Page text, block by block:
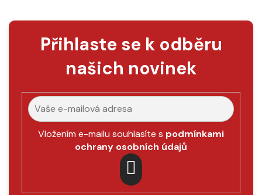
Přihlaste se k odběru
našich novinek
Vložením e-mailu souhlasíte s podmínkami
ochrany osobních údajů
PŘIHLÁSIT